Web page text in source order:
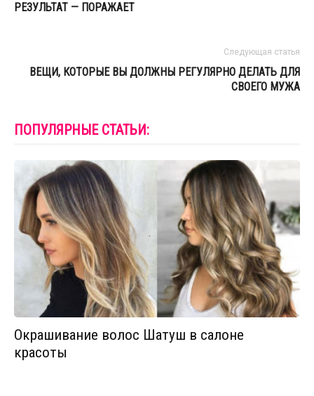
РЕЗУЛЬТАТ — ПОРАЖАЕТ
Следующая статья
ВЕЩИ, КОТОРЫЕ ВЫ ДОЛЖНЫ РЕГУЛЯРНО ДЕЛАТЬ ДЛЯ
СВОЕГО МУЖА
ПОПУЛЯРНЫЕ СТАТЬИ:
Окрашивание волос Шатуш в салоне
красоты